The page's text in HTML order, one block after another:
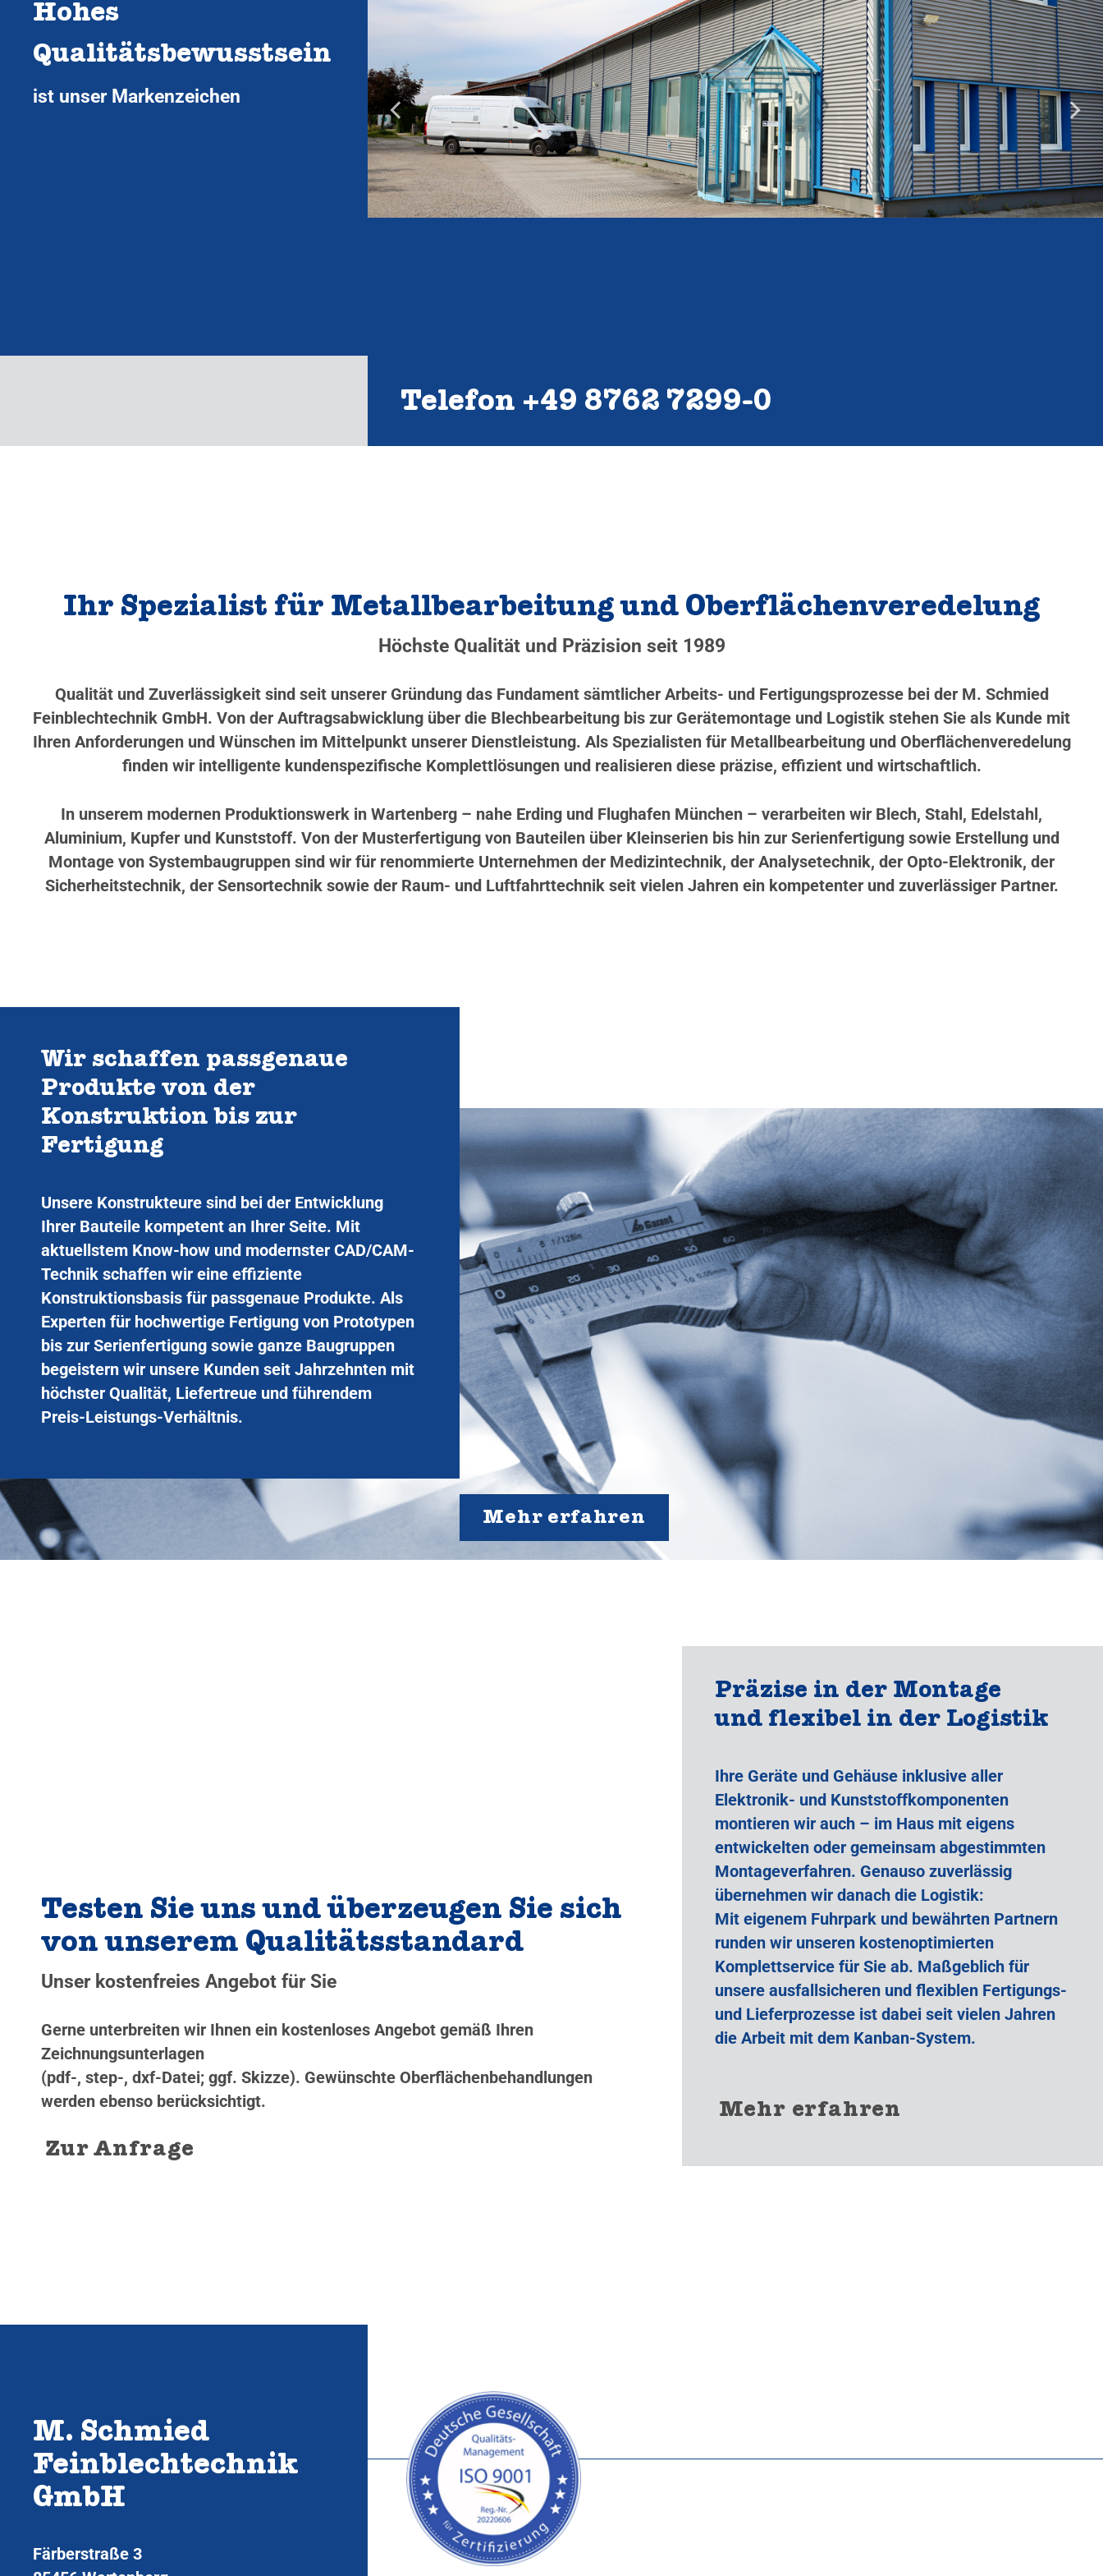
Hohes
Qualitätsbewusstsein
ist unser Markenzeichen
Telefon +49 8762 7299‑0
Ihr Spezialist für Metallbearbeitung und Oberflächenveredelung
Höchste Qualität und Präzision seit 1989
Qualität und Zuverlässigkeit sind seit unserer Gründung das Fundament sämtlicher Arbeits- und Fertigungsprozesse bei der M. Schmied
Feinblechtechnik GmbH. Von der Auftragsabwicklung über die Blechbearbeitung bis zur Gerätemontage und Logistik stehen Sie als Kunde mit
Ihren Anforderungen und Wünschen im Mittelpunkt unserer Dienstleistung. Als Spezialisten für Metallbearbeitung und Oberflächenveredelung
finden wir intelligente kundenspezifische Komplettlösungen und realisieren diese präzise, effizient und wirtschaftlich.
In unserem modernen Produktionswerk in Wartenberg – nahe Erding und Flughafen München – verarbeiten wir Blech, Stahl, Edelstahl,
Aluminium, Kupfer und Kunststoff. Von der Musterfertigung von Bauteilen über Kleinserien bis hin zur Serienfertigung sowie Erstellung und
Montage von Systembaugruppen sind wir für renommierte Unternehmen der Medizintechnik, der Analysetechnik, der Opto-Elektronik, der
Sicherheitstechnik, der Sensortechnik sowie der Raum- und Luftfahrttechnik seit vielen Jahren ein kompetenter und zuverlässiger Partner.
Wir schaffen passgenaue
Produkte von der
Konstruktion bis zur
Fertigung
Unsere Konstrukteure sind bei der Entwicklung
Ihrer Bauteile kompetent an Ihrer Seite. Mit
aktuellstem Know-how und modernster CAD/CAM-
Technik schaffen wir eine effiziente
Konstruktionsbasis für passgenaue Produkte. Als
Experten für hochwertige Fertigung von Prototypen
bis zur Serienfertigung sowie ganze Baugruppen
begeistern wir unsere Kunden seit Jahrzehnten mit
höchster Qualität, Liefertreue und führendem
Preis-Leistungs-Verhältnis.
Mehr erfahren
Testen Sie uns und überzeugen Sie sich
von unserem Qualitätsstandard
Unser kostenfreies Angebot für Sie
Gerne unterbreiten wir Ihnen ein kostenloses Angebot gemäß Ihren
Zeichnungsunterlagen
(pdf-, step-, dxf-Datei; ggf. Skizze). Gewünschte Oberflächenbehandlungen
werden ebenso berücksichtigt.
Zur Anfrage
Präzise in der Montage
und flexibel in der Logistik
Ihre Geräte und Gehäuse inklusive aller
Elektronik- und Kunststoffkomponenten
montieren wir auch – im Haus mit eigens
entwickelten oder gemeinsam abgestimmten
Montageverfahren. Genauso zuverlässig
übernehmen wir danach die Logistik:
Mit eigenem Fuhrpark und bewährten Partnern
runden wir unseren kostenoptimierten
Komplettservice für Sie ab. Maßgeblich für
unsere ausfallsicheren und flexiblen Fertigungs-
und Lieferprozesse ist dabei seit vielen Jahren
die Arbeit mit dem Kanban-System.
Mehr erfahren
M. Schmied
Feinblechtechnik
GmbH
Färberstraße 3